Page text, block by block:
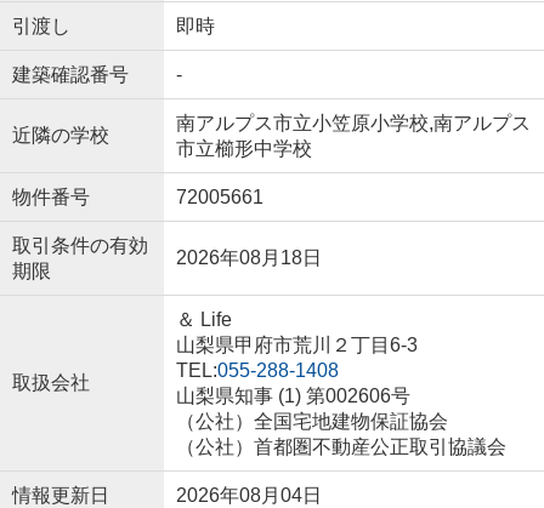
引渡し 即時
建築確認番号 -
近隣の学校
南アルプス市立小笠原小学校,南アルプス
市立櫛形中学校
物件番号 72005661
取引条件の有効
期限
2026年08月18日
取扱会社
＆ Life
山梨県甲府市荒川２丁目6-3
TEL:055-288-1408
山梨県知事 (1) 第002606号
（公社）全国宅地建物保証協会
（公社）首都圏不動産公正取引協議会
情報更新日 2026年08月04日